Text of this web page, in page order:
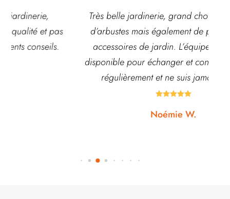
Très belle jardinerie, grand choix de fleurs et
d’arbustes mais également de pots ou autre
accessoires de jardin. L’équipe est souvent
disponible pour échanger et conseiller. J’y vais
régulièrement et ne suis jamais déçue.